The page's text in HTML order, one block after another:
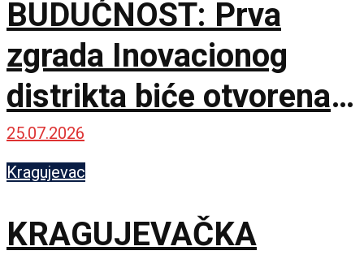
BUDUĆNOST: Prva
zgrada Inovacionog
distrikta biće otvorena u
septembru
25.07.2026
Kragujevac
KRAGUJEVAČKA